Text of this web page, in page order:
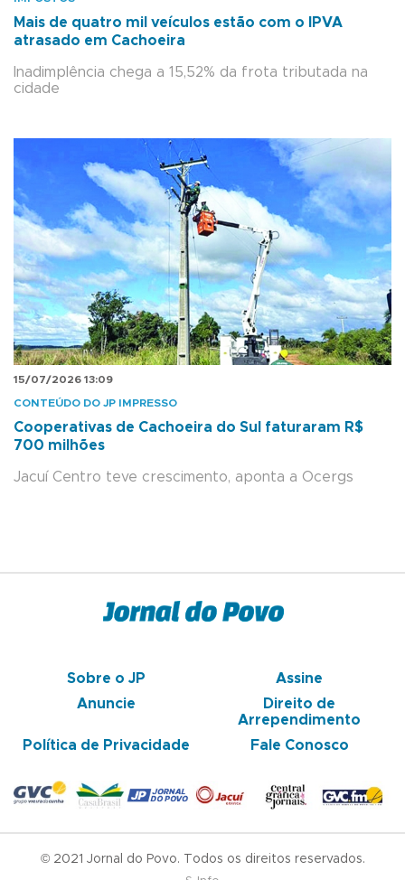
Mais de quatro mil veículos estão com o IPVA
atrasado em Cachoeira
Inadimplência chega a 15,52% da frota tributada na
cidade
15/07/2026 13:09
CONTEÚDO DO JP IMPRESSO
Cooperativas de Cachoeira do Sul faturaram R$
700 milhões
Jacuí Centro teve crescimento, aponta a Ocergs
Sobre o JP
Assine
Anuncie
Direito de
Arrependimento
Política de Privacidade
Fale Conosco
© 2021 Jornal do Povo. Todos os direitos reservados.